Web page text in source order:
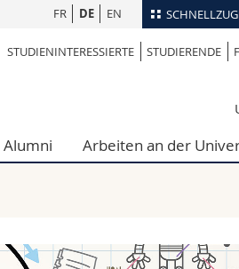
Webmail
FR DE EN
STUDIENINTERESSIERTE STUDIERENDE
Alumni Arbeiten an der